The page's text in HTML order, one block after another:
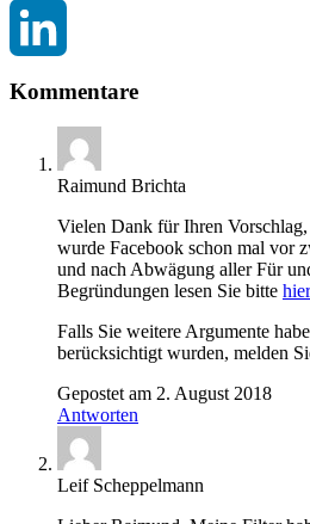
X
LinkedIn
Kommentare
Raimund Brichta
Vielen Dank für Ihren
wurde Facebook schon mal vor
und nach Abwägung aller Für
Begründungen lesen Sie bitte hier
Falls Sie weitere Argumente
berücksichtigt wurden, melden
Gepostet am 2. August 2018
Antworten
Leif Scheppelmann